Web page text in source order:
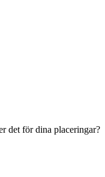
det för dina placeringar?